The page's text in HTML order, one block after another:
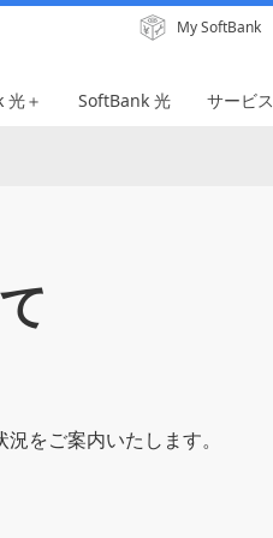
My SoftBank
光＋ SoftBank 光 サービス
をご案内いたします。